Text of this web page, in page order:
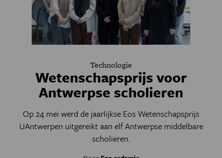
Technologie
Wetenschapsprijs voor
Antwerpse scholieren
Op 24 mei werd de jaarlijkse Eos Wetenschapsprijs
UAntwerpen uitgereikt aan elf Antwerpse middelbare
scholieren.